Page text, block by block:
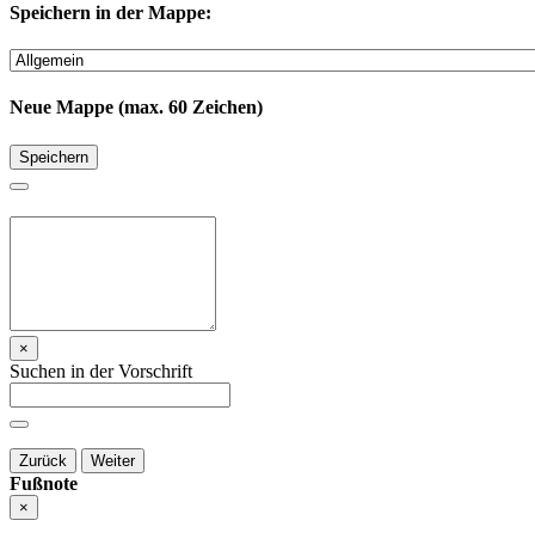
Speichern in der Mappe:
Neue Mappe (max. 60 Zeichen)
Speichern
×
Suchen in der Vorschrift
Zurück Weiter
Fußnote
×